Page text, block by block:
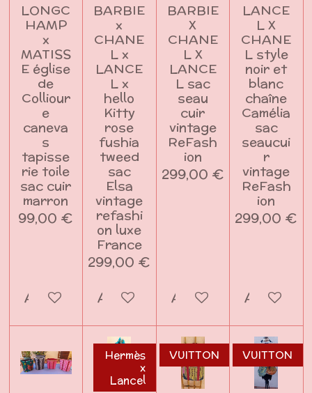
LONGC
HAMP
x
MATISS
E église
de
Colliour
e
caneva
s
tapisse
rie toile
sac cuir
marron
99,00 €
Ajouter au panier
BARBIE
x
CHANE
L x
LANCE
L x
hello
Kitty
rose
fushia
tweed
sac
Elsa
vintage
refashi
on luxe
France
299,00 €
Ajouter au panier
BARBIE
X
CHANE
L X
LANCE
L sac
seau
cuir
vintage
ReFash
ion
299,00 €
Ajouter au panier
LANCE
L X
CHANE
L style
noir et
blanc
chaîne
Camélia
sac
seaucui
r
vintage
ReFash
ion
299,00 €
Ajouter
Hermès
x
Lancel
VUITTON VUITTON